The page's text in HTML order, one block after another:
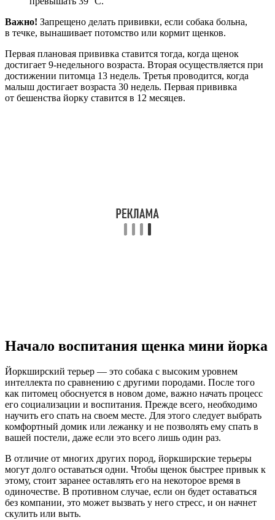
Важно! Запрещено делать прививки, если собака больна,
в течке, вынашивает потомство или кормит щенков.
Первая плановая прививка ставится тогда, когда щенок
достигает 9-недельного возраста. Вторая осуществляется при
достижении питомца 13 недель. Третья проводится, когда
малыш достигает возраста 30 недель. Первая прививка
от бешенства йорку ставится в 12 месяцев.
Начало воспитания щенка мини йорка
Йоркширский терьер — это собака с высоким уровнем
интеллекта по сравнению с другими породами. После того
как питомец обоснуется в новом доме, важно начать процесс
его социализации и воспитания. Прежде всего, необходимо
научить его спать на своем месте. Для этого следует выбрать
комфортный домик или лежанку и не позволять ему спать в
вашей постели, даже если это всего лишь один раз.
В отличие от многих других пород, йоркширские терьеры
могут долго оставаться одни. Чтобы щенок быстрее привык к
этому, стоит заранее оставлять его на некоторое время в
одиночестве. В противном случае, если он будет оставаться
без компании, это может вызвать у него стресс, и он начнет
скулить или выть.